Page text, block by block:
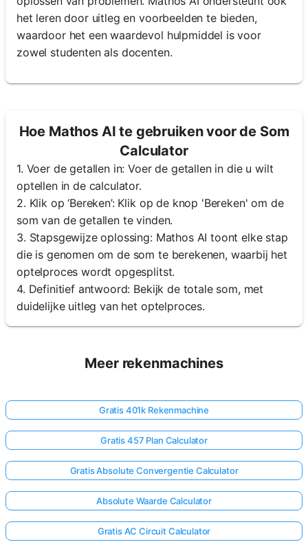
het leren door uitleg en voorbeelden te bieden,
waardoor het een waardevol hulpmiddel is voor
zowel studenten als docenten.
Hoe Mathos AI te gebruiken voor de Som
Calculator
1. Voer de getallen in: Voer de getallen in die u wilt
optellen in de calculator.
2. Klik op ‘Bereken’: Klik op de knop 'Bereken' om de
som van de getallen te vinden.
3. Stapsgewijze oplossing: Mathos AI toont elke stap
die is genomen om de som te berekenen, waarbij het
optelproces wordt opgesplitst.
4. Definitief antwoord: Bekijk de totale som, met
duidelijke uitleg van het optelproces.
Meer rekenmachines
Gratis 401k Rekenmachine
Gratis 457 Plan Calculator
Gratis Absolute Convergentie Calculator
Absolute Waarde Calculator
Gratis AC Circuit Calculator